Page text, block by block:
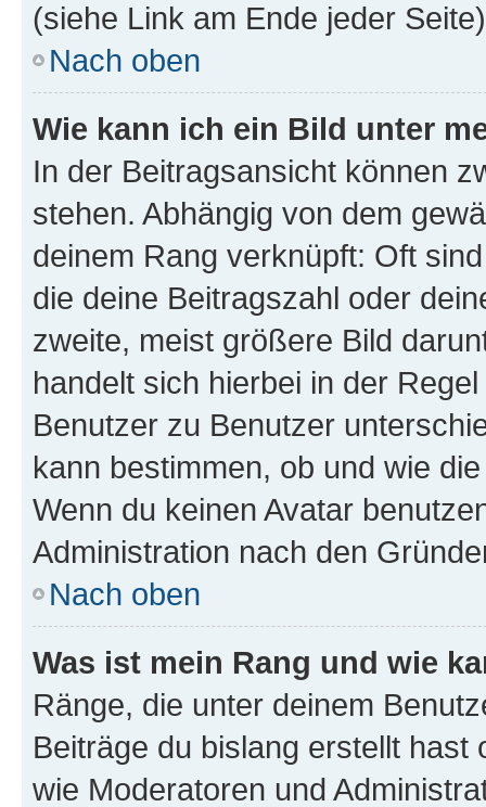
(siehe Link am Ende jeder
Nach oben
Wie kann ich ein Bild unter
In der Beitragsansicht können
stehen. Abhängig von dem
deinem Rang verknüpft: Oft
die deine Beitragszahl oder
zweite, meist größere Bild
handelt sich hierbei in der
Benutzer zu Benutzer
kann bestimmen, ob und wie
Wenn du keinen Avatar
Administration nach den
Nach oben
Was ist mein Rang und wie
Ränge, die unter deinem
Beiträge du bislang erstellt
wie Moderatoren und